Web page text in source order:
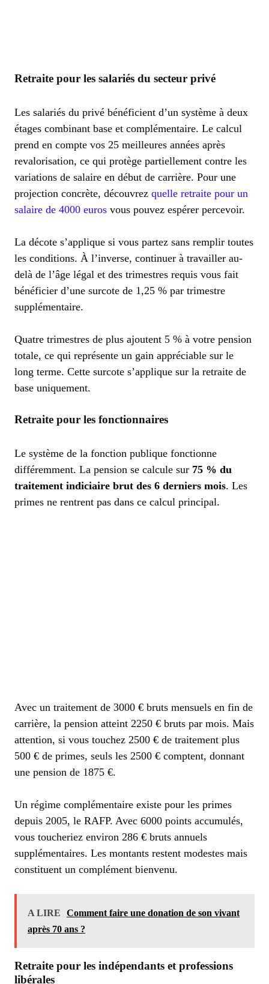
Retraite pour les salariés du secteur privé
Les salariés du privé bénéficient d’un système à deux
étages combinant base et complémentaire. Le calcul
prend en compte vos 25 meilleures années après
revalorisation, ce qui protège partiellement contre les
variations de salaire en début de carrière. Pour une
projection concrète, découvrez quelle retraite pour un
salaire de 4000 euros vous pouvez espérer percevoir.
La décote s’applique si vous partez sans remplir toutes
les conditions. À l’inverse, continuer à travailler au-
delà de l’âge légal et des trimestres requis vous fait
bénéficier d’une surcote de 1,25 % par trimestre
supplémentaire.
Quatre trimestres de plus ajoutent 5 % à votre pension
totale, ce qui représente un gain appréciable sur le
long terme. Cette surcote s’applique sur la retraite de
base uniquement.
Retraite pour les fonctionnaires
Le système de la fonction publique fonctionne
différemment. La pension se calcule sur 75 % du
traitement indiciaire brut des 6 derniers mois. Les
primes ne rentrent pas dans ce calcul principal.
Avec un traitement de 3000 € bruts mensuels en fin de
carrière, la pension atteint 2250 € bruts par mois. Mais
attention, si vous touchez 2500 € de traitement plus
500 € de primes, seuls les 2500 € comptent, donnant
une pension de 1875 €.
Un régime complémentaire existe pour les primes
depuis 2005, le RAFP. Avec 6000 points accumulés,
vous toucheriez environ 286 € bruts annuels
supplémentaires. Les montants restent modestes mais
constituent un complément bienvenu.
A LIRE
Comment faire une donation de son vivant
après 70 ans ?
Retraite pour les indépendants et professions
libérales